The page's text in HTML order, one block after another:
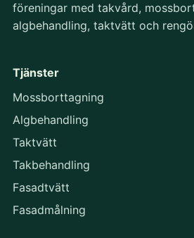
föreningar med takvård,
algbehandling, taktvätt och
Tjänster
Mossborttagning
Algbehandling
Taktvätt
Takbehandling
Fasadtvätt
Fasadmålning